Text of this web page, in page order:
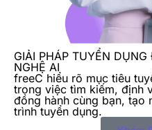
GIẢI PHÁP TUYỂN
NGHỆ AI
freeC hiểu rõ mục tiêu
trong việc tìm kiếm, định
đồng hành cùng bạn, tạo
trình tuyển dụng.